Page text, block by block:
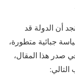
أن الدولة قد
جبائية متطورة،
صدر هذا المقال،